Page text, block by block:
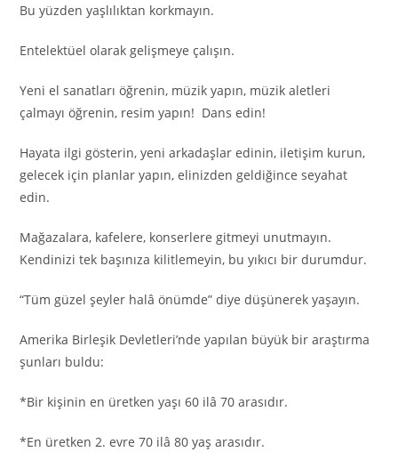
Bu yüzden yaşlılıktan korkmayın.
Entelektüel olarak gelişmeye çalışın.
Yeni el sanatları öğrenin, müzik yapın, müzik aletleri
çalmayı öğrenin, resim yapın! Dans edin!
Hayata ilgi gösterin, yeni arkadaşlar edinin, iletişim kurun,
gelecek için planlar yapın, elinizden geldiğince seyahat
edin.
Mağazalara, kafelere, konserlere gitmeyi unutmayın.
Kendinizi tek başınıza kilitlemeyin, bu yıkıcı bir durumdur.
“Tüm güzel şeyler halâ önümde” diye düşünerek yaşayın.
Amerika Birleşik Devletleri’nde yapılan büyük bir araştırma
şunları buldu:
*Bir kişinin en üretken yaşı 60 ilâ 70 arasıdır.
*En üretken 2. evre 70 ilâ 80 yaş arasıdır.